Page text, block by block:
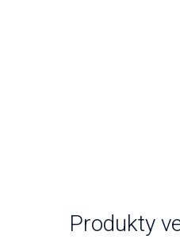
Produkty